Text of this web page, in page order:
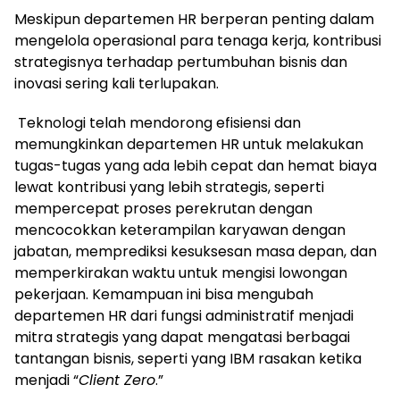
Meskipun departemen HR berperan penting dalam
mengelola operasional para tenaga kerja, kontribusi
strategisnya terhadap pertumbuhan bisnis dan
inovasi sering kali terlupakan.
Teknologi telah mendorong efisiensi dan
memungkinkan departemen HR untuk melakukan
tugas-tugas yang ada lebih cepat dan hemat biaya
lewat kontribusi yang lebih strategis, seperti
mempercepat proses perekrutan dengan
mencocokkan keterampilan karyawan dengan
jabatan, memprediksi kesuksesan masa depan, dan
memperkirakan waktu untuk mengisi lowongan
pekerjaan. Kemampuan ini bisa mengubah
departemen HR dari fungsi administratif menjadi
mitra strategis yang dapat mengatasi berbagai
tantangan bisnis, seperti yang IBM rasakan ketika
menjadi “Client Zero.”